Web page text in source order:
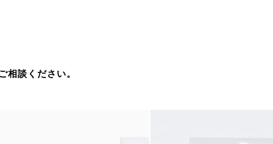
相談ください。